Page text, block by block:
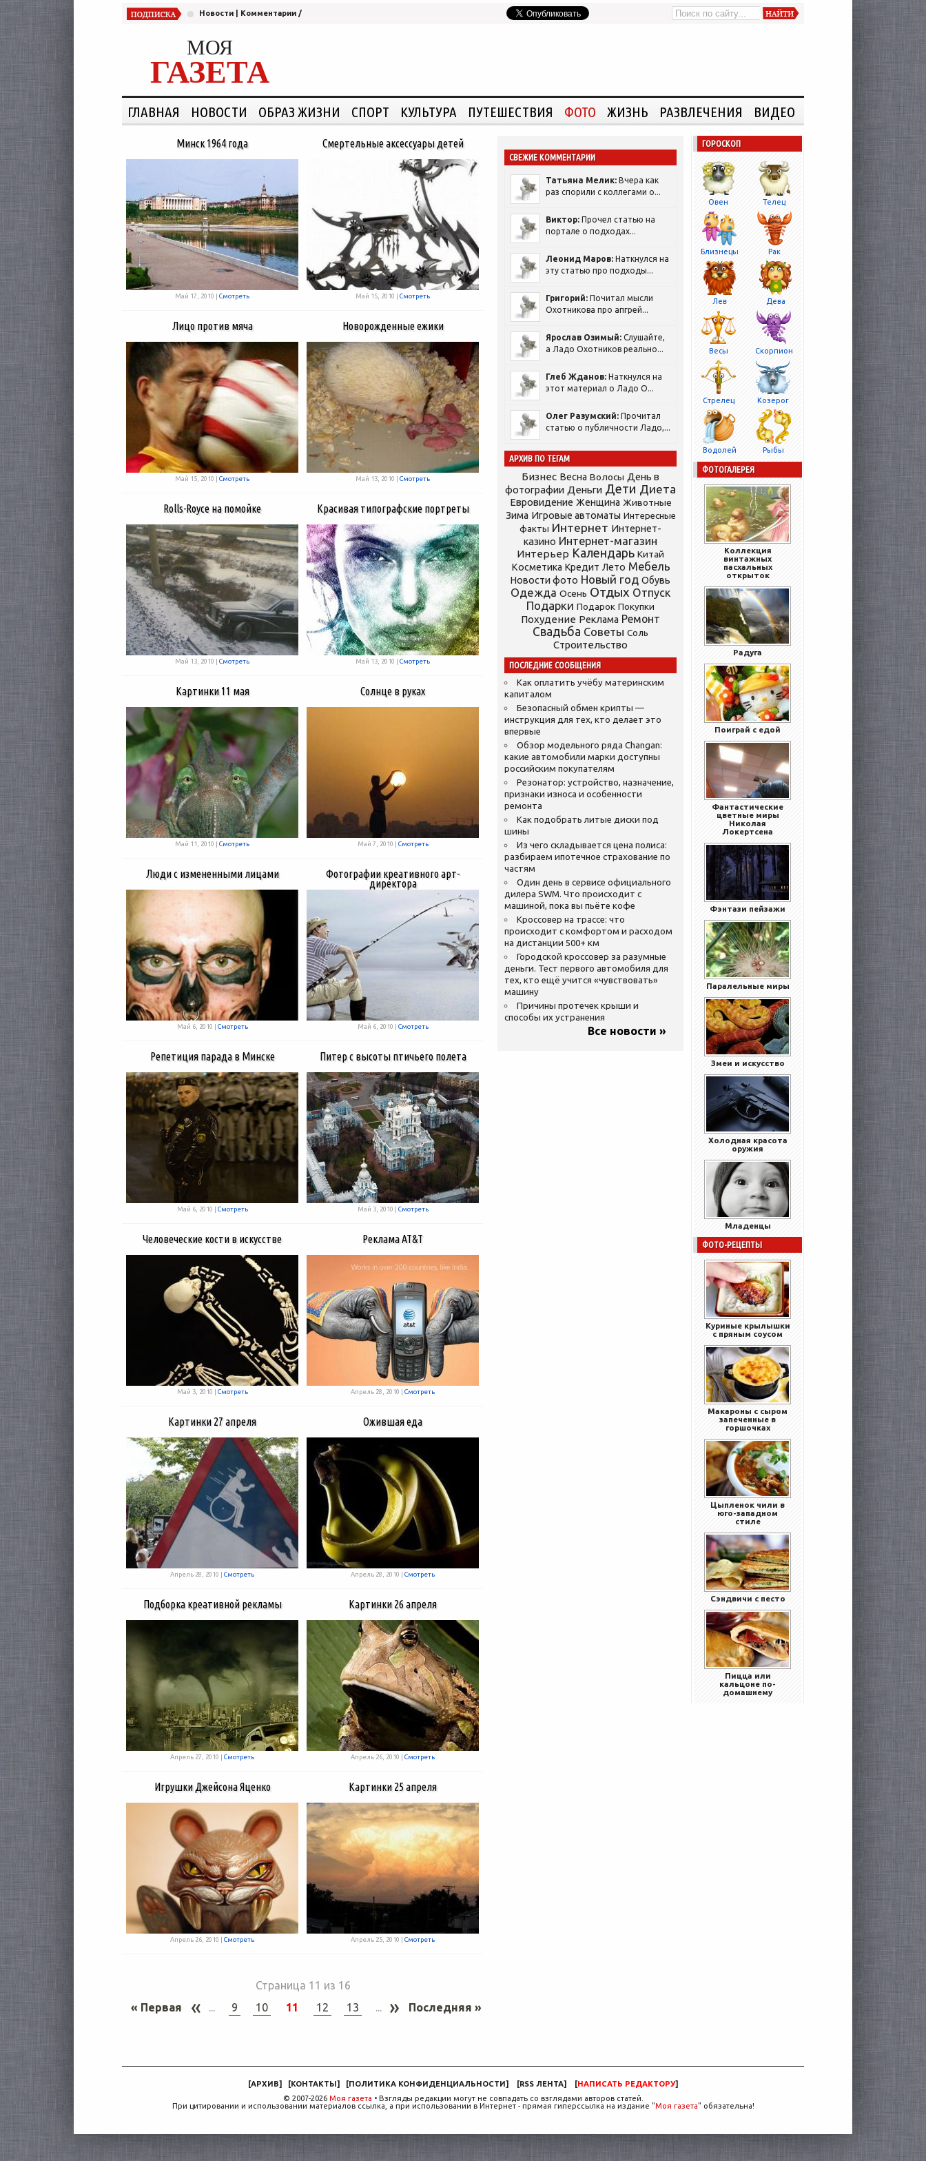
Новости Комментарии /
МОЯ
ГАЗЕТА
ГЛАВНАЯ НОВОСТИ ОБРАЗ ЖИЗНИ СПОРТ КУЛЬТУРА ПУТЕШЕСТВИЯ ФОТО ЖИЗНЬ РАЗВЛЕЧЕНИЯ ВИДЕО
Минск 1964 года
Май 17, 2010 | Смотреть
Смертельные аксессуары детей
Май 15, 2010 | Смотреть
Лицо против мяча
Май 15, 2010 | Смотреть
Новорожденные ежики
Май 13, 2010 | Смотреть
Rolls-Royce на помойке
Май 13, 2010 | Смотреть
Красивая типографские портреты
Май 13, 2010 | Смотреть
Картинки 11 мая
Май 11, 2010 | Смотреть
Солнце в руках
Май 7, 2010 | Смотреть
Люди с измененными лицами
Май 6, 2010 | Смотреть
Фотографии креативного арт-
директора
Май 6, 2010 | Смотреть
Репетиция парада в Минске
Май 6, 2010 | Смотреть
Питер с высоты птичьего полета
Май 3, 2010 | Смотреть
Человеческие кости в искусстве
Май 3, 2010 | Смотреть
Реклама AT&T
Апрель 28, 2010 | Смотреть
Картинки 27 апреля
Апрель 28, 2010 | Смотреть
Ожившая еда
Апрель 28, 2010 | Смотреть
Подборка креативной рекламы
Апрель 27, 2010 | Смотреть
Картинки 26 апреля
Апрель 26, 2010 | Смотреть
Игрушки Джейсона Яценко
Апрель 26, 2010 | Смотреть
Картинки 25 апреля
Апрель 25, 2010 | Смотреть
Страница 11 из 16
« Первая
« ... 9 10 11 12 13 ... » Последняя »
СВЕЖИЕ КОММЕНТАРИИ
Татьяна Мелик: Вчера как
раз спорили с коллегами о...
Виктор: Прочел статью на
портале о подходах...
Леонид Маров: Наткнулся на
эту статью про подходы...
Григорий: Почитал мысли
Охотникова про апгрей...
Ярослав Озимый: Слушайте,
а Ладо Охотников реально...
Глеб Жданов: Наткнулся на
этот материал о Ладо О...
Олег Разумский: Прочитал
статью о публичности Ладо,...
АРХИВ ПО ТЕГАМ
Бизнес Весна Волосы День в
фотографии Деньги Дети Диета
Евровидение Женщина Животные
Зима Игровые автоматы Интересные
факты Интернет Интернет-
казино Интернет-магазин
Интерьер Календарь Китай
Косметика Кредит Лето Мебель
Новости фото Новый год Обувь
Одежда Осень Отдых Отпуск
Подарки Подарок Покупки
Похудение Реклама Ремонт
Свадьба Советы Соль
Строительство
ПОСЛЕДНИЕ СООБЩЕНИЯ
Как оплатить учёбу материнским
капиталом
Безопасный обмен крипты —
инструкция для тех, кто делает это
впервые
Обзор модельного ряда Changan:
какие автомобили марки доступны
российским покупателям
Резонатор: устройство, назначение,
признаки износа и особенности
ремонта
Как подобрать литые диски под
шины
Из чего складывается цена полиса:
разбираем ипотечное страхование по
частям
Один день в сервисе официального
дилера SWM. Что происходит с
машиной, пока вы пьёте кофе
Кроссовер на трассе: что
происходит с комфортом и расходом
на дистанции 500+ км
Городской кроссовер за разумные
деньги. Тест первого автомобиля для
тех, кто ещё учится «чувствовать»
машину
Причины протечек крыши и
способы их устранения
Все новости »
ГОРОСКОП
Овен Телец
Близнецы Рак
Лев Дева
Весы Скорпион
Стрелец Козерог
Водолей Рыбы
ФОТОГАЛЕРЕЯ
Коллекция
винтажных
пасхальных
открыток
Радуга
Поиграй с едой
Фантастические
цветные миры
Николая
Локертсена
Фэнтази пейзажи
Паралельные миры
Змеи и искусство
Холодная красота
оружия
Младенцы
ФОТО-РЕЦЕПТЫ
Куриные крылышки
с пряным соусом
Макароны с сыром
запеченные в
горшочках
Цыпленок чили в
юго-западном
стиле
Сэндвичи с песто
Пицца или
кальцоне по-
домашнему
[АРХИВ] [КОНТАКТЫ] [ПОЛИТИКА КОНФИДЕНЦИАЛЬНОСТИ] [RSS ЛЕНТА] [НАПИСАТЬ РЕДАКТОРУ]
© 2007-2026 Моя газета • Взгляды редакции могут не совпадать со взглядами авторов статей.
При цитировании и использовании материалов ссылка, а при использовании в Интернет - прямая гиперссылка на издание "Моя газета" обязательна!